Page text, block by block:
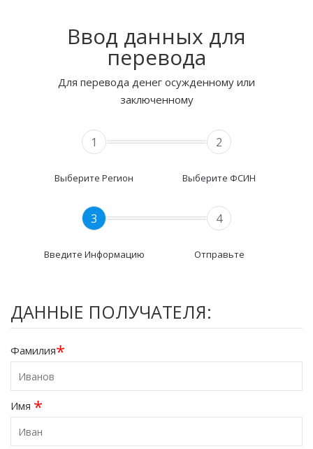
Ввод данных для
перевода
Для перевода денег осужденному или
заключенному
1
Выберите Регион
2
Выберите ФСИН
3
Введите Информацию
4
Отправьте
ДАННЫЕ ПОЛУЧАТЕЛЯ:
Фамилия*
Имя *